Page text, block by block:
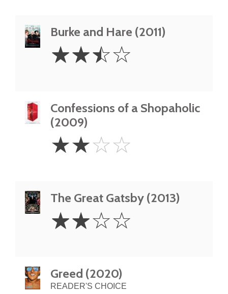
Burke and Hare (2011)
2.5
Stars
☆☆☆☆
Confessions of a Shopaholic
(2009)
Stars
☆☆☆☆
The Great Gatsby (2013)
Stars
☆☆☆☆
Greed (2020)
READER'S CHOICE